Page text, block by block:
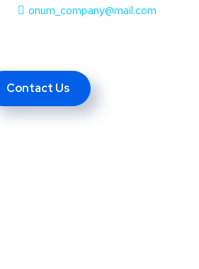
onum_company@mail.com
Contact Us